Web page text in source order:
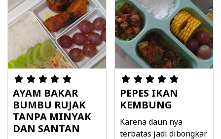
AYAM BAKAR
BUMBU RUJAK
TANPA MINYAK
DAN SANTAN
PEPES IKAN
KEMBUNG
Karena daun nya
terbatas jadi dibongkar